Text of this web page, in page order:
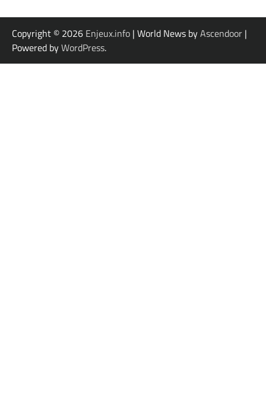
Copyright © 2026 Enjeux.info | World News byAscendoor |
Powered byWordPress.